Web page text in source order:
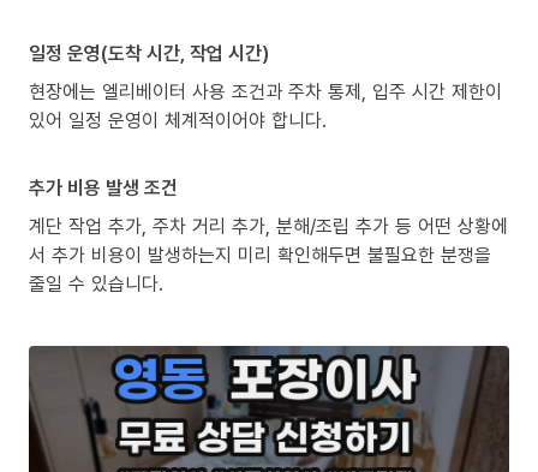
일정 운영(도착 시간, 작업 시간)
현장에는 엘리베이터 사용 조건과 주차 통제, 입주 시간 제한이
있어 일정 운영이 체계적이어야 합니다.
추가 비용 발생 조건
계단 작업 추가, 주차 거리 추가, 분해/조립 추가 등 어떤 상황에
서 추가 비용이 발생하는지 미리 확인해두면 불필요한 분쟁을
줄일 수 있습니다.